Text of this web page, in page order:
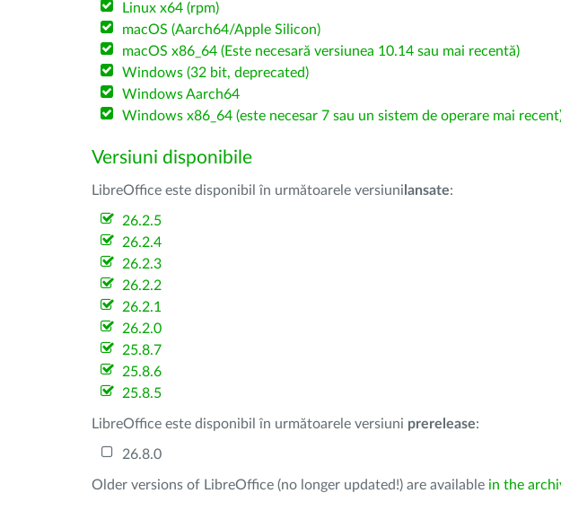
Linux x64 (rpm)
macOS (Aarch64/Apple Silicon)
macOS x86_64 (Este necesară versiunea 10.14 sau mai recentă)
Windows (32 bit, deprecated)
Windows Aarch64
Windows x86_64 (este necesar 7 sau un sistem de operare mai
Versiuni disponibile
LibreOffice este disponibil în următoarele versiuni lansate:
26.2.5
26.2.4
26.2.3
26.2.2
26.2.1
26.2.0
25.8.7
25.8.6
25.8.5
LibreOffice este disponibil în următoarele versiuni prerelease:
26.8.0
Older versions of LibreOffice (no longer updated!) are available in the